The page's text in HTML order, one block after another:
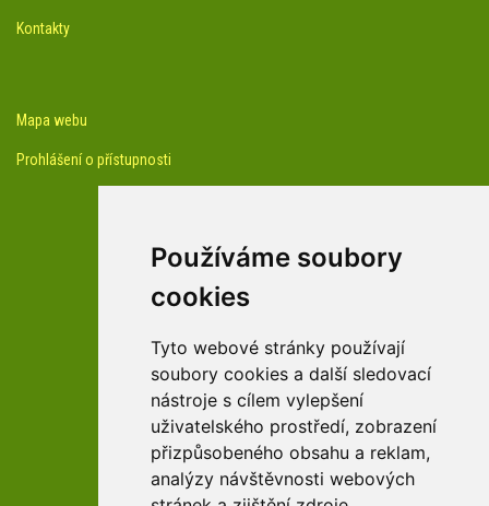
Používáme soubory
cookies
Tyto webové stránky používají
soubory cookies a další sledovací
nástroje s cílem vylepšení
uživatelského prostředí, zobrazení
přizpůsobeného obsahu a reklam,
analýzy návštěvnosti webových
Kontakty
Mapa webu
Prohlášení o přístupnosti
Youtube kanál arboreta